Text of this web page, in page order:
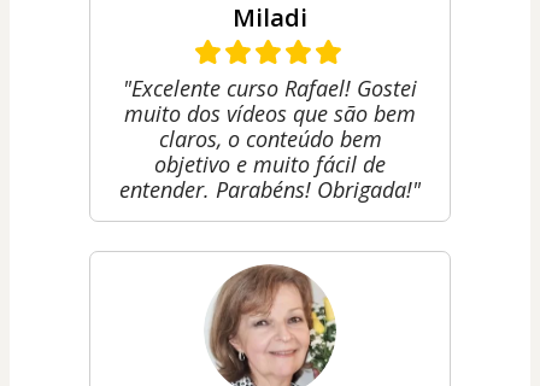
Miladi
"Excelente curso Rafael! Gostei
muito dos vídeos que são bem
claros, o conteúdo bem
objetivo e muito fácil de
entender. Parabéns! Obrigada!"